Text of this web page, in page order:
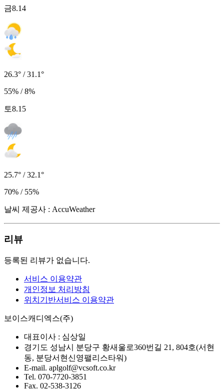
금8.14
26.3° / 31.1°
55% / 8%
토8.15
25.7° / 32.1°
70% / 55%
날씨 제공사 : AccuWeather
리뷰
등록된 리뷰가 없습니다.
서비스 이용약관
개인정보 처리방침
위치기반서비스 이용약관
보이스캐디엑스(주)
대표이사 : 심상일
경기도 성남시 분당구 황새울로360번길 21, 804호(서현
동, 분당서현신영팰리스타워)
E-mail. aplgolf@vcsoft.co.kr
Tel. 070-7720-3851
Fax. 02-538-3126